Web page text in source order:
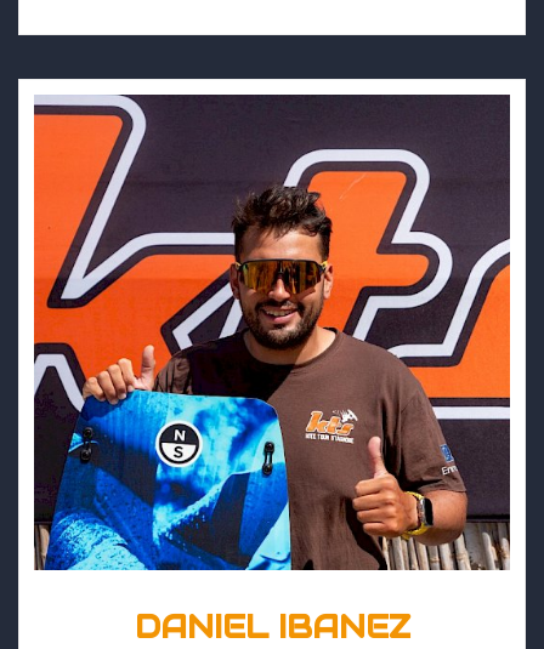
DANIEL IBANEZ